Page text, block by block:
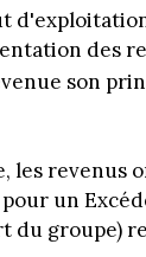
des
son
les revenus
un
du groupe)